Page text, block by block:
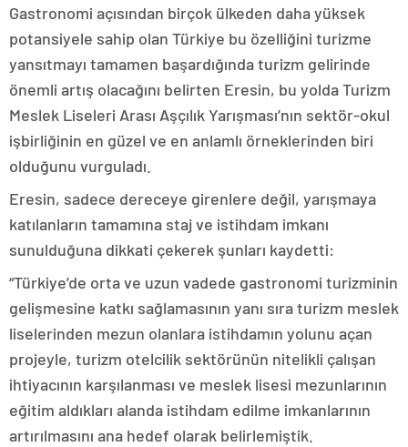
Gastronomi açısından birçok ülkeden daha yüksek
potansiyele sahip olan Türkiye bu özelliğini turizme
yansıtmayı tamamen başardığında turizm gelirinde
önemli artış olacağını belirten Eresin, bu yolda Turizm
Meslek Liseleri Arası Aşçılık Yarışması’nın sektör-okul
işbirliğinin en güzel ve en anlamlı örneklerinden biri
olduğunu vurguladı.
Eresin, sadece dereceye girenlere değil, yarışmaya
katılanların tamamına staj ve istihdam imkanı
sunulduğuna dikkati çekerek şunları kaydetti:
“Türkiye’de orta ve uzun vadede gastronomi turizminin
gelişmesine katkı sağlamasının yanı sıra turizm meslek
liselerinden mezun olanlara istihdamın yolunu açan
projeyle, turizm otelcilik sektörünün nitelikli çalışan
ihtiyacının karşılanması ve meslek lisesi mezunlarının
eğitim aldıkları alanda istihdam edilme imkanlarının
artırılmasını ana hedef olarak belirlemiştik.